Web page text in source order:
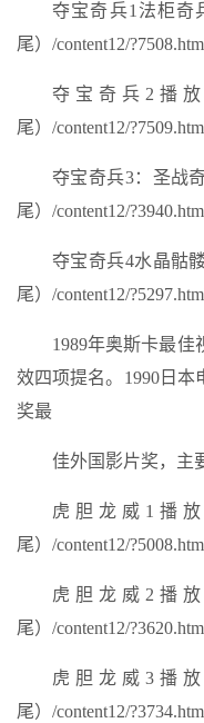
夺宝奇兵1法柜奇
尾）/content12/
夺宝奇兵2播
尾）/content12/
夺宝奇兵3：圣战
尾）/content12/
夺宝奇兵4水晶骷
尾）/content12/
1989年奥斯卡最
效四项提名。1990日
奖最
佳外国影片奖，主
虎胆龙威1播
尾）/content12/
虎胆龙威2播
尾）/content12/
虎胆龙威3播
尾）/content12/